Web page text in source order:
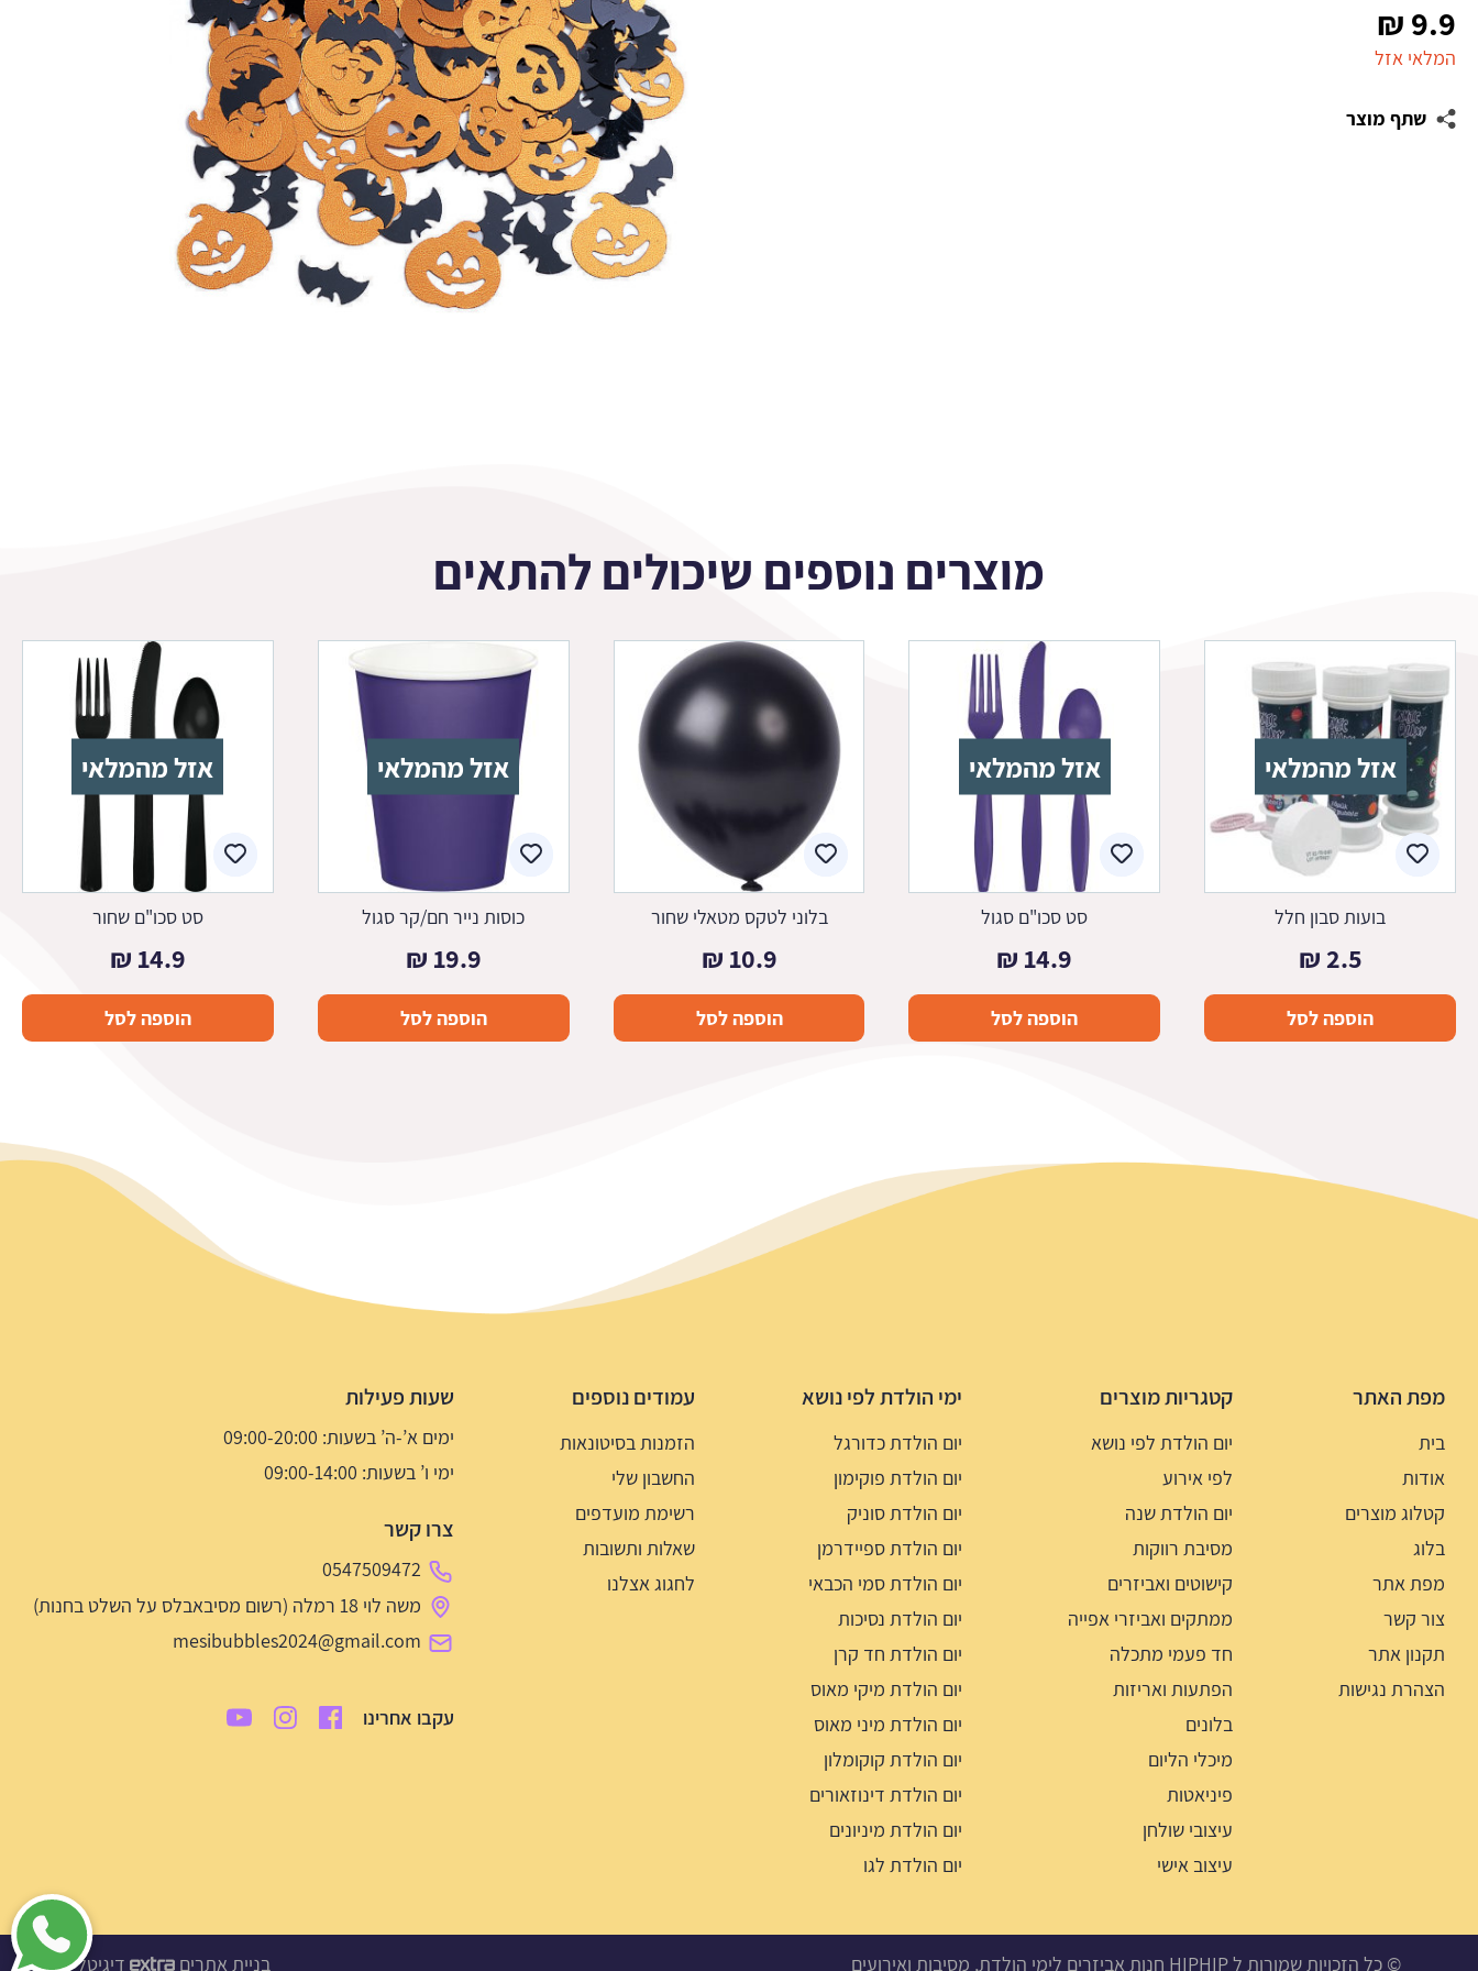
9.9
₪
המלאי אזל
שתף מוצר
מוצרים נוספים שיכולים להתאים
אזל מהמלאי
בועות סבון חלל
2.5
₪
הוספה לסל
אזל מהמלאי
סט סכו"ם סגול
14.9
₪
הוספה לסל
בלוני לטקס מטאלי שחור
10.9
₪
הוספה לסל
אזל מהמלאי
כוסות נייר חם/קר סגול
19.9
₪
הוספה לסל
אזל מהמלאי
סט סכו"ם שחור
14.9
₪
הוספה לסל
מפת האתר
בית
אודות
קטלוג מוצרים
בלוג
מפת אתר
צור קשר
תקנון אתר
הצהרת נגישות
קטגריות מוצרים
יום הולדת לפי נושא
לפי אירוע
יום הולדת שנה
מסיבת רווקות
קישוטים ואביזרים
ממתקים ואביזרי אפייה
חד פעמי מתכלה
הפתעות ואריזות
בלונים
מיכלי הליום
פיניאטות
עיצובי שולחן
עיצוב אישי
ימי הולדת לפי נושא
יום הולדת כדורגל
יום הולדת פוקימון
יום הולדת סוניק
יום הולדת ספיידרמן
יום הולדת סמי הכבאי
יום הולדת נסיכות
יום הולדת חד קרן
יום הולדת מיקי מאוס
יום הולדת מיני מאוס
יום הולדת קוקומלון
יום הולדת דינוזאורים
יום הולדת מיניונים
יום הולדת לגו
עמודים נוספים
הזמנות בסיטונאות
החשבון שלי
רשימת מועדפים
שאלות ותשובות
לחגוג אצלנו
שעות פעילות
ימים א’-ה’ בשעות: 09:00-20:00
ימי ו’ בשעות: 09:00-14:00
צרו קשר
0547509472
משה לוי 18 רמלה (רשום מסיבאבלס על השלט בחנות)
mesibubbles2024@gmail.com
עקבו אחרינו
© כל הזכויות שמורות ל HIPHIP חנות אביזרים לימי הולדת, מסיבות ואירועים בניית אתרים דיגיטל